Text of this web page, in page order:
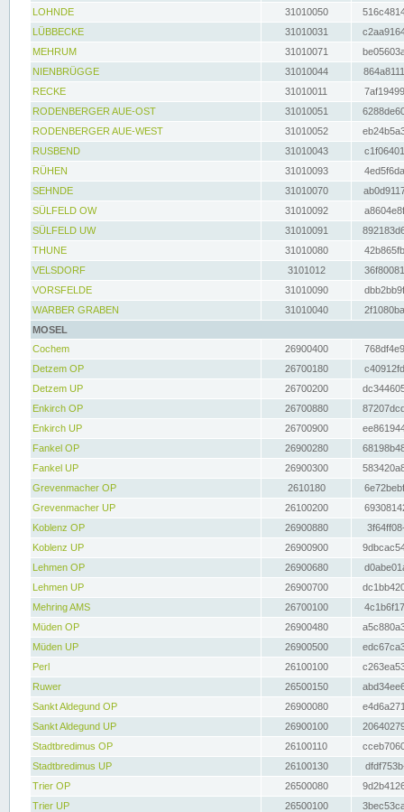
LOHNDE
31010050
LÜBBECKE
31010031
MEHRUM
31010071
NIENBRÜGGE
31010044
RECKE
31010011
RODENBERGER AUE-OST
31010051
RODENBERGER AUE-WEST
31010052
RUSBEND
31010043
RÜHEN
31010093
SEHNDE
31010070
SÜLFELD OW
31010092
SÜLFELD UW
31010091
THUNE
31010080
VELSDORF
3101012
VORSFELDE
31010090
WARBER GRABEN
31010040
MOSEL
Cochem
26900400
Detzem OP
26700180
Detzem UP
26700200
Enkirch OP
26700880
Enkirch UP
26700900
Fankel OP
26900280
Fankel UP
26900300
Grevenmacher OP
2610180
Grevenmacher UP
26100200
Koblenz OP
26900880
Koblenz UP
26900900
Lehmen OP
26900680
Lehmen UP
26900700
Mehring AMS
26700100
Müden OP
26900480
Müden UP
26900500
Perl
26100100
Ruwer
26500150
Sankt Aldegund OP
26900080
Sankt Aldegund UP
26900100
Stadtbredimus OP
26100110
Stadtbredimus UP
26100130
Trier OP
26500080
Trier UP
26500100